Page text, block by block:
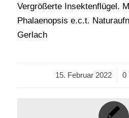
Vergrößerte Insektenflügel.
Phalaenopsis e.c.t.
Gerlach
15. Februar 2022
/ 0